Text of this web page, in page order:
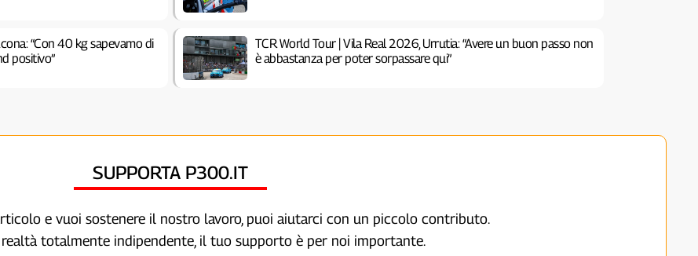
“Con 40 kg sapevamo di
positivo”
TCR World Tour | Vila Real 2026, Urrutia: “Avere un buon passo non
è abbastanza per poter sorpassare qui”
SUPPORTA P300.IT
e vuoi sostenere il nostro lavoro, puoi aiutarci con un piccolo contributo.
totalmente indipendente, il tuo supporto è per noi importante.